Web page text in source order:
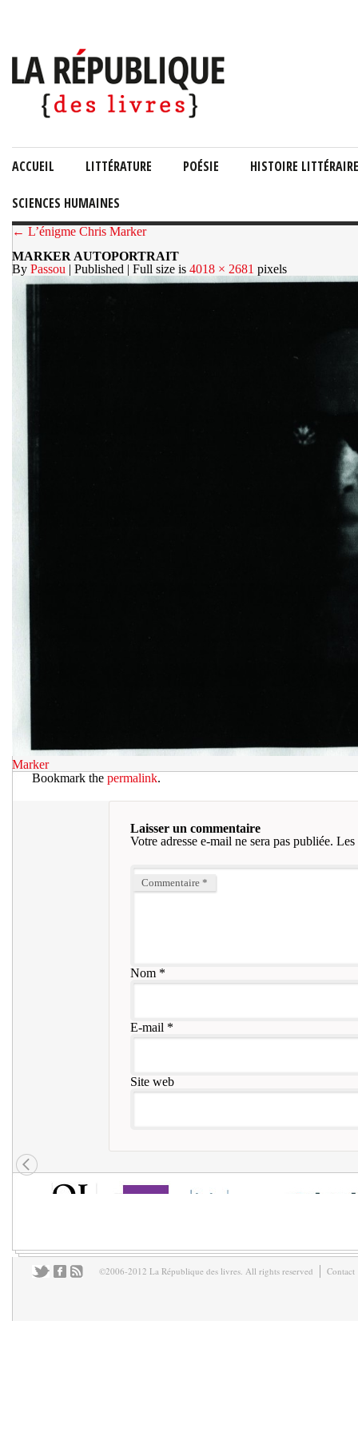
ACCUEIL LITTÉRATURE POÉSIE HISTOIRE LITTÉRAIRE
SCIENCES HUMAINES
← L’énigme Chris Marker
MARKER AUTOPORTRAIT
By Passou | Published | Full size is 4018 × 2681 pixels
Marker
Bookmark the permalink.
Laisser un commentaire
Votre adresse e-mail ne sera pas publiée. Les
Commentaire *
Nom*
E-mail *
Site web
©2006-2012 La République des livres. All rights reserved Contact